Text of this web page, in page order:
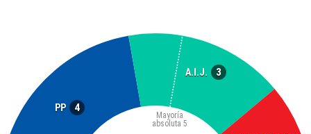
PP 4
A.I.J. 3
Mayoría
absoluta 5